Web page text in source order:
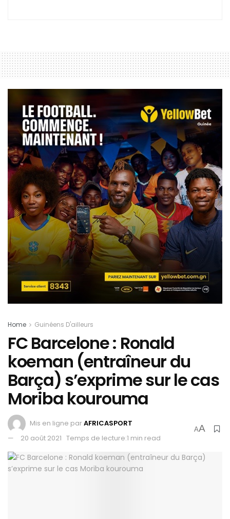
Home Guinéens D'ailleurs
FC Barcelone : Ronald
koeman (entraîneur du
Barça) s’exprime sur le cas
Moriba kourouma
Mis en ligne parAFRICASPORT
20 août 2021 Temps de lecture:1 min read
AA